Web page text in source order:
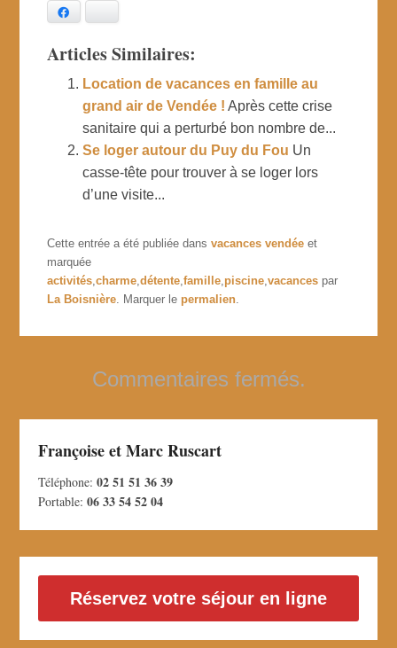
Articles Similaires:
Location de vacances en famille au
grand air de Vendée ! Après cette crise
sanitaire qui a perturbé bon nombre de...
Se loger autour du Puy du Fou Un
casse-tête pour trouver à se loger lors
d’une visite...
Cette entrée a été publiée dansvacances vendée et
marquée
activités ,charme ,détente ,famille piscine ,vacances par
La Boisnière . Marquer le permalien
Commentaires fermés.
Françoise et Marc Ruscart
Téléphone:02 51 51 36 39
Portable:06 33 54 52 04
Réservez votre séjour en ligne